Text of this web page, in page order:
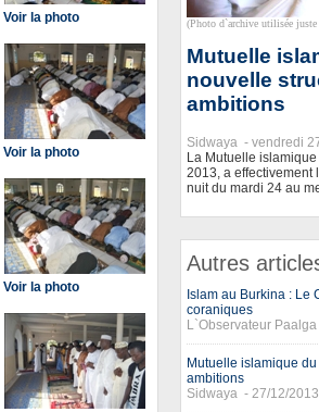
Voir la photo
Voir la photo
Voir la photo
(Photo d`archive utilisée
Mutuelle
nouvelle
ambitions
Sidwaya - vendredi
La Mutuelle
2013, a effectivement
nuit du mardi 24 au
Autres
Islam au Burkina : Le
coraniques
L`Observateur
Mutuelle islamique
ambitions
Sidwaya - 27/12/2013